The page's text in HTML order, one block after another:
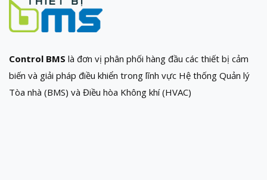
Control BMS là đơn vị phân phối hàng đầu các thiết bị cảm
biến và giải pháp điều khiển trong lĩnh vực Hệ thống Quản lý
Tòa nhà (BMS) và Điều hòa Không khí (HVAC)